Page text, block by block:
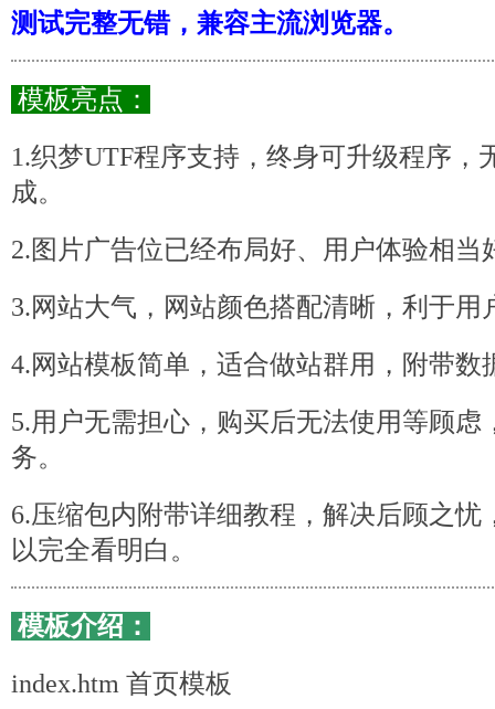
测试完整无错，兼容主流浏览器。
模板亮点：
1.织梦UTF程序支持，终身可升级程序，
成。
2.图片广告位已经布局好、用户体验相当
3.网站大气，网站颜色搭配清晰，利于用
4.网站模板简单，适合做站群用，附带数
5.用户无需担心，购买后无法使用等顾虑
务。
6.压缩包内附带详细教程，解决后顾之忧
以完全看明白。
模板介绍：
index.htm 首页模板